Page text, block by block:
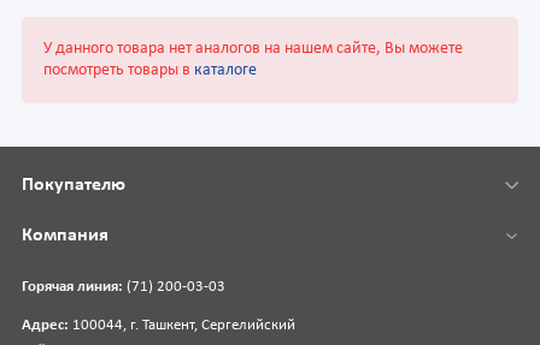
У данного товара нет аналогов на нашем сайте, Вы можете
посмотреть товары в каталоге
Горячая линия: (71) 200-03-03
Адрес: 100044, г. Ташкент, Сергелийский
Покупателю
Компания